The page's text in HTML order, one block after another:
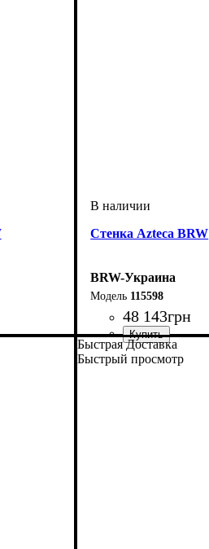
Стенка Azteca BRW
BRW-Украина
115598
48 143грн
ширина, мм: 3300
высота, мм: 470
глубина, мм: 2100
Быстрая Доставка
Быстрый просмотр